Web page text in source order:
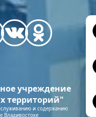
учреждение
территорий"
и содержанию
Владивостоке